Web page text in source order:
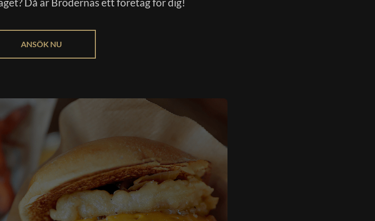
ANSÖK NU